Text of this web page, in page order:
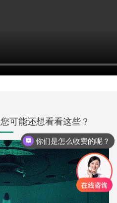
您可能还想看看这些？
你们是怎么收费的呢？